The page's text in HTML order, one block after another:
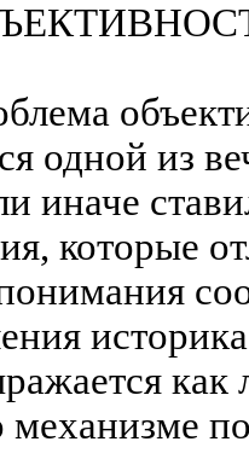
одной из
иначе
которые
как
механизме